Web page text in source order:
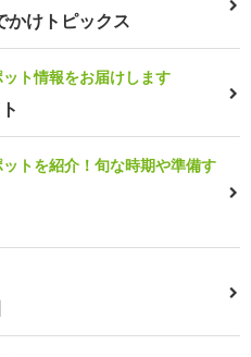
かけトピックス
ト情報をお届けします
トを紹介！旬な時期や準備す